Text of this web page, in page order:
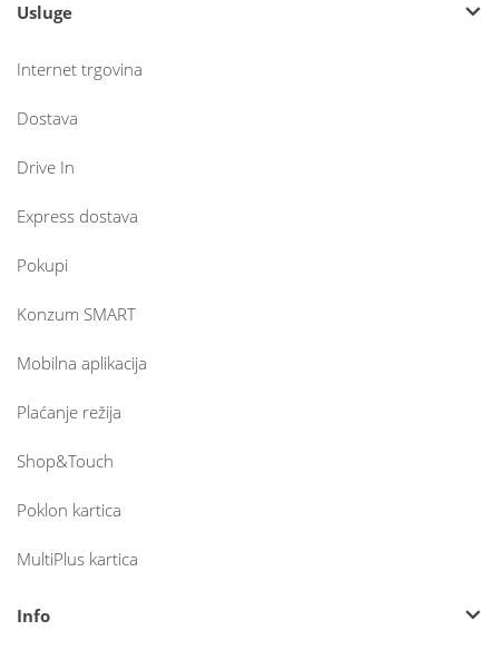
Usluge
Internet trgovina
Dostava
Drive In
Express dostava
Pokupi
Konzum SMART
Mobilna aplikacija
Plaćanje režija
Shop&Touch
Poklon kartica
MultiPlus kartica
Info